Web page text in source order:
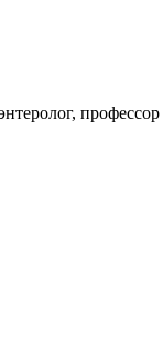
профессор